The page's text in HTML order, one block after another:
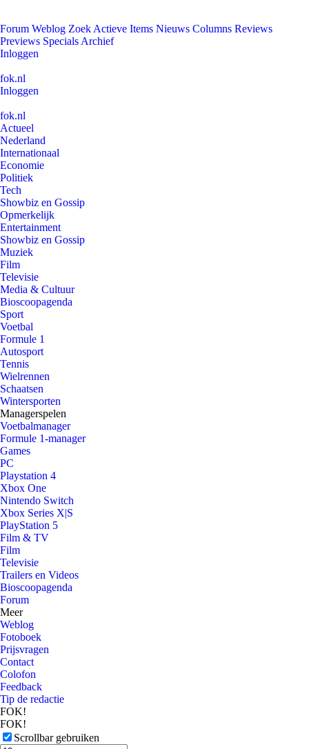
Forum Weblog Zoek Actieve Items Nieuws Columns Reviews
Previews Specials Archief
Inloggen
fok.nl
Inloggen
fok.nl
Actueel
Nederland
Internationaal
Economie
Politiek
Tech
Showbiz en Gossip
Opmerkelijk
Entertainment
Showbiz en Gossip
Muziek
Film
Televisie
Media & Cultuur
Bioscoopagenda
Sport
Voetbal
Formule 1
Autosport
Tennis
Wielrennen
Schaatsen
Wintersporten
Managerspelen
Voetbalmanager
Formule 1-manager
Games
PC
Playstation 4
Xbox One
Nintendo Switch
Xbox Series X|S
PlayStation 5
Film & TV
Film
Televisie
Trailers en Videos
Bioscoopagenda
Forum
Meer
Weblog
Fotoboek
Prijsvragen
Contact
Colofon
Feedback
Tip de redactie
FOK!
FOK!
Scrollbar gebruiken